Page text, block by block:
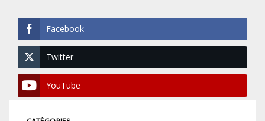
Facebook
Twitter
YouTube